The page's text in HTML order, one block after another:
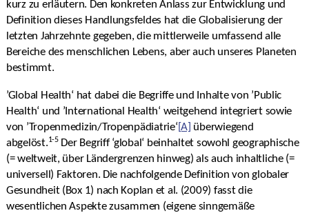
kurz zu erläutern. Den konkreten Anlass zur Entwicklung und
Definition dieses Handlungsfeldes hat die Globalisierung der
letzten Jahrzehnte gegeben, die mittlerweile umfassend alle
Bereiche des menschlichen Lebens, aber auch unseres Planeten
bestimmt.
’Global Health‘ hat dabei die Begriffe und Inhalte von ’Public
Health‘ und ’International Health‘ weitgehend integriert sowie
von ’Tropenmedizin/Tropenpädiatrie‘ [A] überwiegend
abgelöst.1-5Der Begriff ‘global‘ beinhaltet sowohl geographische
(= weltweit, über Ländergrenzen hinweg) als auch inhaltliche (=
universell) Faktoren. Die nachfolgende Definition von globaler
Gesundheit (Box 1) nach Koplan et al. (2009) fasst die
wesentlichen Aspekte zusammen (eigene sinngemäße